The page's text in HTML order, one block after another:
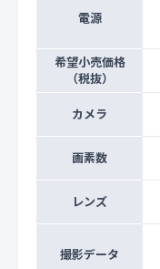
電源
希望小売価格
（税抜）
カメラ
画素数
レンズ
撮影データ